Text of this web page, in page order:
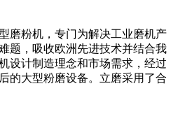
磨粉机，专门为解决工业磨机产
题，吸收欧洲先进技术并结合我
设计制造理念和市场需求，经过
的大型粉磨设备。立磨采用了合